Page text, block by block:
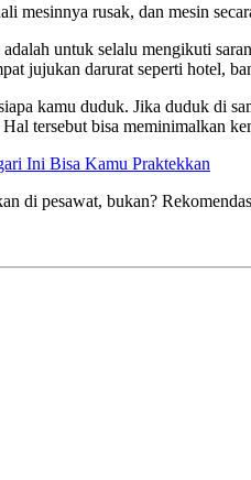
mesinnya rusak, dan mesin
untuk selalu mengikuti
jujukan darurat seperti hotel,
kamu duduk. Jika duduk di
tersebut bisa meminimalkan
Ini Bisa Kamu Praktekkan
di pesawat, bukan?